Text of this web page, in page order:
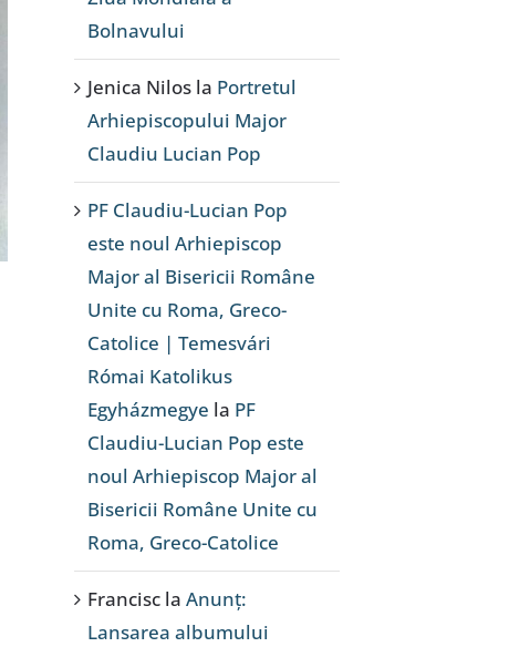
Bolnavului
Jenica Nilos la Portretul
Arhiepiscopului Major
Claudiu Lucian Pop
PF Claudiu-Lucian Pop
este noul Arhiepiscop
Major al Bisericii Române
Unite cu Roma, Greco-
Catolice | Temesvári
Római Katolikus
Egyházmegye la PF
Claudiu-Lucian Pop este
noul Arhiepiscop Major al
Bisericii Române Unite cu
Roma, Greco-Catolice
Francisc la Anunț:
Lansarea albumului